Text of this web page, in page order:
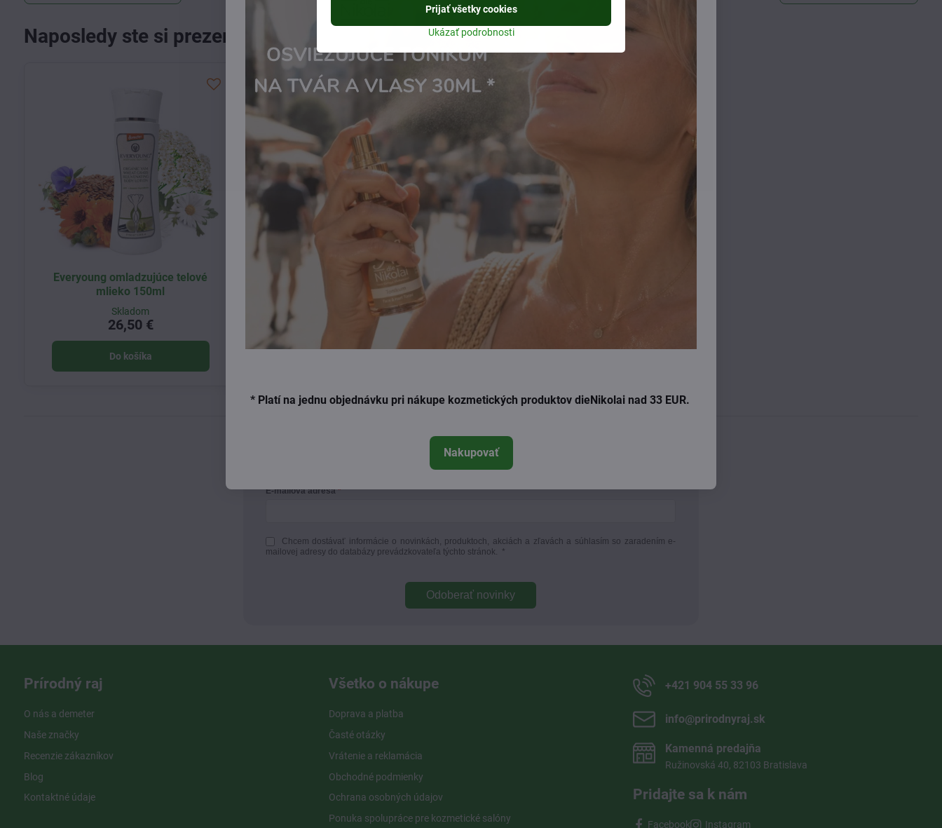
Naposledy ste si prezerali
Everyoung omladzujúce telové
mlieko 150ml
Skladom
26,50 €
Do košíka
Prihláste sa na odber nášho newslettra
E-mailová adresa
Chcem dostávať informácie o novinkách, produktoch, akciách a zľavách a súhlasím so zaradením e-
mailovej adresy do databázy prevádzkovateľa týchto stránok.
*
Odoberať novinky
Prírodný raj
O nás a demeter
Naše značky
Recenzie zákazníkov
Blog
Kontaktné údaje
Všetko o nákupe
Doprava a platba
Časté otázky
Vrátenie a reklamácia
Obchodné podmienky
Ochrana osobných údajov
Ponuka spolupráce pre kozmetické salóny
+421 904 55 33 96
info​@prirodnyraj​.sk
Kamenná predajňa
Ružinovská 40, 82103 Bratislava
Pridajte sa k nám
Facebook Instagram
Ukázať podrobnosti
Prijať všetky cookies
* Platí na jednu objednávku pri nákupe kozmetických produktov dieNikolai nad 33 EUR.
Nakupovať